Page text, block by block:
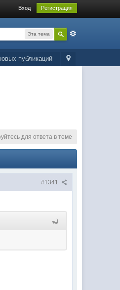
Вход Регистрация
Эта тема
публикаций
для ответа в теме
#1341